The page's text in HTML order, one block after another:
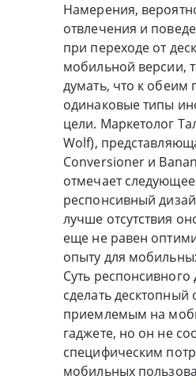
Намерения,
отвлечения и
при переходе от
мобильной версии,
думать, что к
одинаковые типы
цели. Маркетолог
Wolf),
Conversioner и
отмечает
респонсивный
лучше отсутствия
еще не равен
опыту для
Суть
сделать десктопный
приемлемым на
гаджете, но он не
специфическим
мобильных